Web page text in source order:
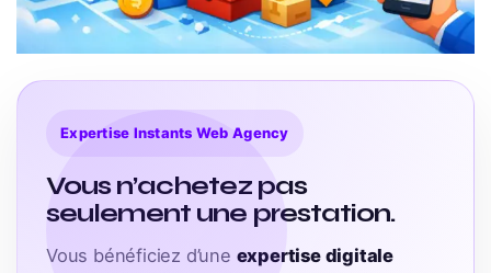
Expertise Instants Web Agency
Vous n’achetez pas
seulement une prestation.
Vous bénéficiez d’une expertise digitale